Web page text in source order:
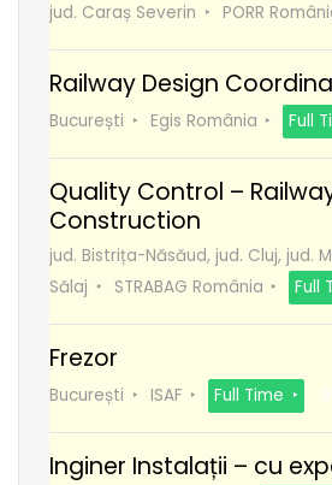
jud. Caraș Severin PORR
Railway Design
București Egis România Full
Quality Control –
Construction
jud. Bistrița-Năsăud, jud. Cluj, jud.
Sălaj
STRABAG România Full
Frezor
București ISAF Full Time
Inginer Instalații – cu